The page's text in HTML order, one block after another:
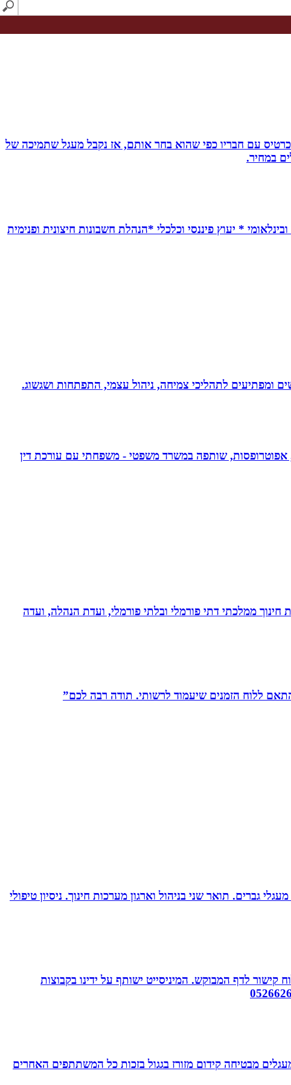
עם חבריו כפי שהוא בחר אותם, אז נקבל מעגל שתמיכה של
במחיר.
* יעוץ פיננסי וכלכלי *הנהלת חשבונות חיצונית ופנימית
ומפתיעים לתהליכי צמיחה, ניהול עצמי, התפתחות ושגשוג.
אפוטרופסות, שותפה במשרד משפטי - משפחתי עם עורכת דין
חינוך ממלכתי דתי פורמלי ובלתי פורמלי, ועדת הנהלה, ועדה
ללוח הזמנים שיעמוד לרשותי. תודה רבה לכם”
גברים. תואר שני בניהול וארגון מערכות חינוך. ניסיון טיפולי
לדף המבוקש. המיניסייט ישותף על ידינו בקבוצות
מבטיחה קידום מזורז בגגול בזכות כל המשתתפים האחרים